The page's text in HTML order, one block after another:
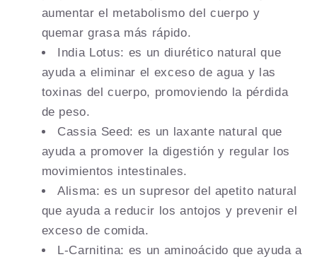
aumentar el metabolismo del cuerpo y
quemar grasa más rápido.
India Lotus: es un diurético natural que
ayuda a eliminar el exceso de agua y las
toxinas del cuerpo, promoviendo la pérdida
de peso.
Cassia Seed: es un laxante natural que
ayuda a promover la digestión y regular los
movimientos intestinales.
Alisma: es un supresor del apetito natural
que ayuda a reducir los antojos y prevenir el
exceso de comida.
L-Carnitina: es un aminoácido que ayuda a